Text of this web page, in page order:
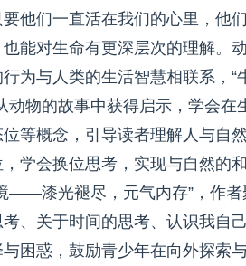
他们一直活在我们的心里，他
能对生命有更深层次的理解。
为与人类的生活智慧相联系，
动物的故事中获得启示，学会
等概念，引导读者理解人与自
学会换位思考，实现与自然的
——漆光褪尽，元气内存”，作
、关于时间的思考、认识我自
困惑，鼓励青少年在向外探索